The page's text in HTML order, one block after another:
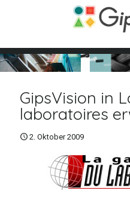
GipsVision in
laboratoires
2. Oktober 2009